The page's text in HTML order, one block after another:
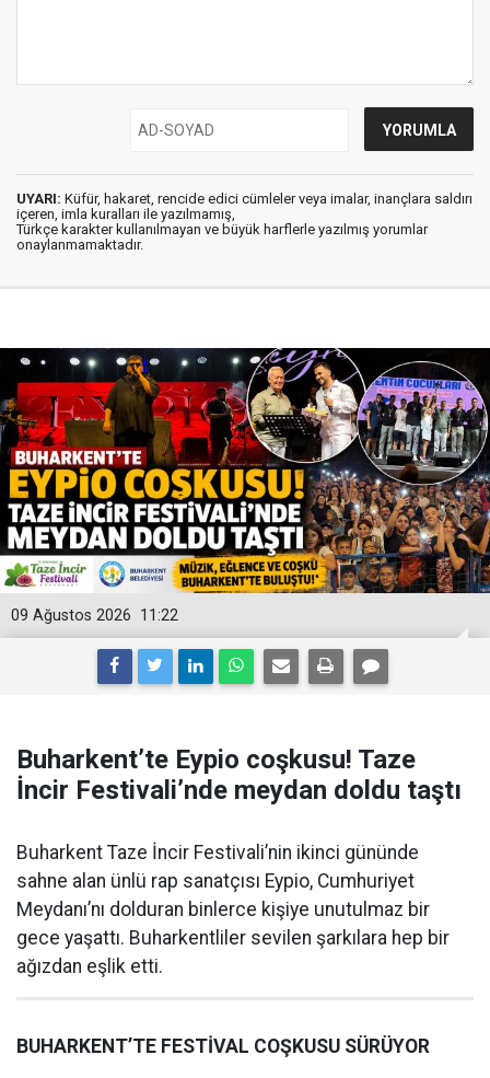
UYARI: Küfür, hakaret, rencide edici cümleler veya imalar, inançlara saldırı
içeren, imla kuralları ile yazılmamış,
Türkçe karakter kullanılmayan ve büyük harflerle yazılmış yorumlar
onaylanmamaktadır.
11:22
09 Ağustos 2026
Buharkent’te Eypio coşkusu! Taze
İncir Festivali’nde meydan doldu taştı
Buharkent Taze İncir Festivali’nin ikinci gününde
sahne alan ünlü rap sanatçısı Eypio, Cumhuriyet
Meydanı’nı dolduran binlerce kişiye unutulmaz bir
gece yaşattı. Buharkentliler sevilen şarkılara hep bir
ağızdan eşlik etti.
BUHARKENT’TE FESTİVAL COŞKUSU SÜRÜYOR